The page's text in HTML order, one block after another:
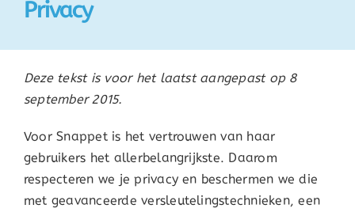
Werken met Snappet
FAQ
Privacy
Deze tekst is voor het laatst aangepast op 8
september 2015.
Voor Snappet is het vertrouwen van haar
gebruikers het allerbelangrijkste. Daarom
respecteren we je privacy en beschermen we die
met geavanceerde versleutelingstechnieken, een